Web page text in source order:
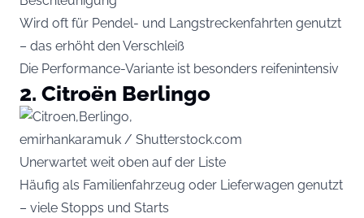
Wird oft für Pendel- und Langstreckenfahrten genutzt
– das erhöht den Verschleiß
Die Performance-Variante ist besonders reifenintensiv
2. Citroën Berlingo
emirhankaramuk / Shutterstock.com
Unerwartet weit oben auf der Liste
Häufig als Familienfahrzeug oder Lieferwagen genutzt
– viele Stopps und Starts